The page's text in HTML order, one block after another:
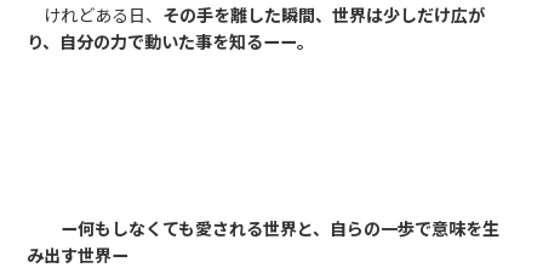
けれどある日、 その手を離した瞬間、世界は少しだけ広が
り、自分の力で動いた事を知るーー。
ー何もしなくても愛される世界と、自らの一歩で意味を生
み出す世界ー